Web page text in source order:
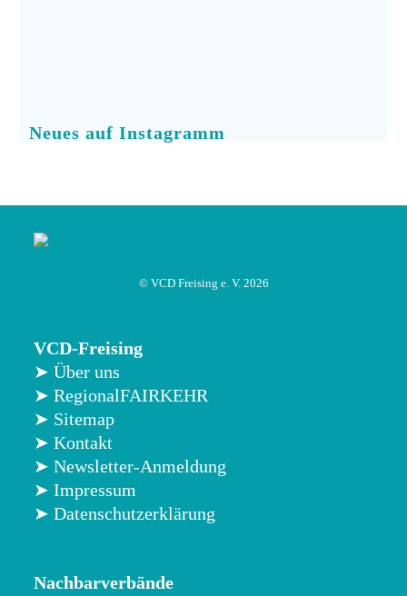
Neues auf Instagramm
© VCD Freising e. V. 2026
VCD-Freising
➤ Über uns
➤ RegionalFAIRKEHR
➤ Sitemap
➤ Kontakt
➤ Newsletter-Anmeldung
➤ Impressum
➤ Datenschutzerklärung
Nachbarverbände